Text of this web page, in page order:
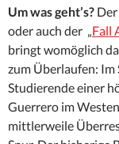
Um was geht’s? Der
oder auch der „Fall
bringt womöglich
zum Überlaufen: Im
Studierende einer
Guerrero im
mittlerweile